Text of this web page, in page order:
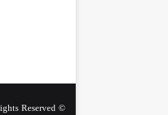
© Copyright 2026, All Rights Reserved |